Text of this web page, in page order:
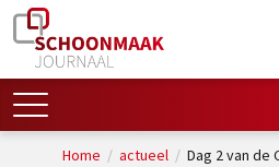
Home / actueel/ Dag 2 van de